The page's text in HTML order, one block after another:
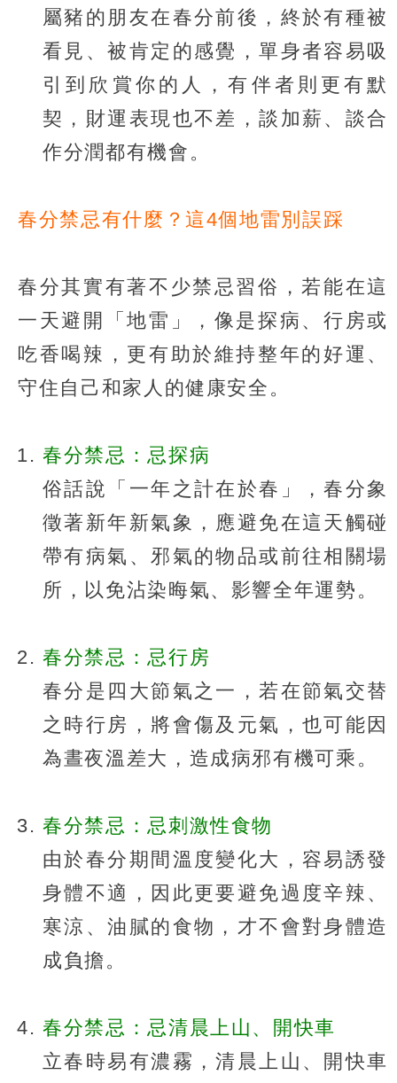
屬豬的朋友在春分前後，終於有種被
看見、被肯定的感覺，單身者容易吸
引到欣賞你的人，有伴者則更有默
契，財運表現也不差，談加薪、談合
作分潤都有機會。
春分禁忌有什麼？這4個地雷別誤踩
春分其實有著不少禁忌習俗，若能在這
一天避開「地雷」，像是探病、行房或
吃香喝辣，更有助於維持整年的好運、
守住自己和家人的健康安全。
春分禁忌：忌探病
俗話說「一年之計在於春」，春分象
徵著新年新氣象，應避免在這天觸碰
帶有病氣、邪氣的物品或前往相關場
所，以免沾染晦氣、影響全年運勢。
春分禁忌：忌行房
春分是四大節氣之一，若在節氣交替
之時行房，將會傷及元氣，也可能因
為晝夜溫差大，造成病邪有機可乘。
春分禁忌：忌刺激性食物
由於春分期間溫度變化大，容易誘發
身體不適，因此更要避免過度辛辣、
寒涼、油膩的食物，才不會對身體造
成負擔。
春分禁忌：忌清晨上山、開快車
立春時易有濃霧，清晨上山、開快車